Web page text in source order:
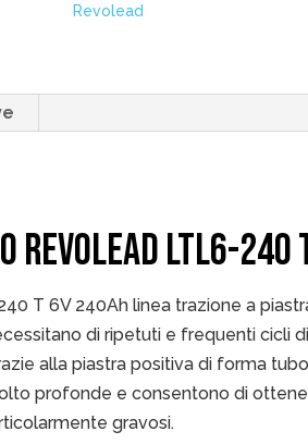
240
quantità
Revolead
REVOLEAD LTL6-
T 6V 240Ah linea trazione a
di ripetuti e frequenti cicli
alla piastra positiva di forma
profonde e consentono di
gravosi.